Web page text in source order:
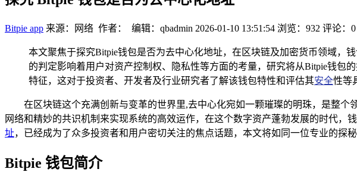
Bitpie app 来源：网络 作者： 编辑：qbadmin 2026-01-10 13:51:54 浏览：932 评论：0
本文聚焦于探究Bitpie钱包是否为去中心化地址，在区块链及加密货币领域，
的判定影响着用户对资产控制权、隐私性等方面的考量，研究将从Bitpie钱包
特征，这对于投资者、开发者及行业研究者了解该钱包特性和评估其安全性等
在区块链这个充满创新与变革的世界里,去中心化宛如一颗璀璨的明珠，是整
网络和精妙的共识机制来实现系统的高效运作，在这个数字资产蓬勃发展的时代
址，已经成为了众多投资者和用户密切关注的焦点话题，本文将如同一位专业的探
Bitpie 钱包简介